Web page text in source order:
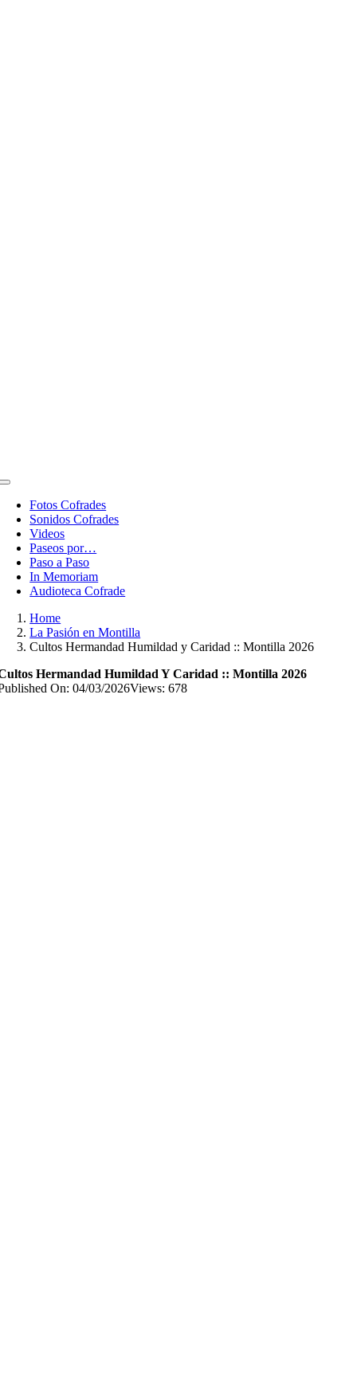
Toggle
NavigationFotos Cofrades
Sonidos Cofrades
Videos
Paseos por…
Paso a Paso
In Memoriam
Audioteca Cofrade
Home
La Pasión en Montilla
Cultos Hermandad Humildad y Caridad :: Montilla 2026
Hermandad Humildad Y Caridad :: Montilla 2026
On: 04/03/2026Views: 678